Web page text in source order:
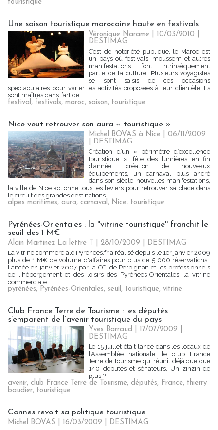
touristique
Une saison touristique marocaine haute en festivals
Véronique Narame | 10/03/2010
DESTIMAG
C’est de notoriété publique, le Maroc est
un pays où festivals, moussem et autres
manifestations font intrinsèquement
partie de la culture. Plusieurs voyagistes
se sont saisis de ces occasions
spectaculaires pour varier les activités proposées à leur clientèle. Ils
sont maîtres dans l’art de...
festival, festivals, maroc, saison, touristique
Nice veut retrouver son aura « touristique »
Michel BOVAS à Nice | 06/11/2009
DESTIMAG
Création d’un « périmètre d’excellence
touristique », fête des lumières en fin
d’année, création de nouveaux
équipements, un carnaval plus ancré
dans son siècle, nouvelles manifestations,
la ville de Nice actionne tous les leviers pour retrouver sa place dans
le circuit des grandes destinations...
alpes maritimes, aura, carnaval, Nice, touristique
Pyrénées-Orientales : la ''vitrine touristique'' franchit le
seuil des 1 M€
Alain Martinez La lettre T | 28/10/2009
DESTIMAG
La vitrine commerciale Pyrenees.fr a réalisé depuis le 1er janvier 2009
plus de 1 M€ de volume d'affaires pour plus de 5 000 réservations..
Lancée en janvier 2007 par la CCI de Perpignan et les professionnels
de l'hébergement et des loisirs des Pyrénées-Orientales, la vitrine
commerciale...
pyrénées, Pyrénées-Orientales, seuil, touristique, vitrine
Club France Terre de Tourisme : les députés
s’emparent de l’avenir touristique du pays
Yves Barraud | 17/07/2009
DESTIMAG
Le 15 juillet était lancé dans les locaux de
l’Assemblée nationale, le club France
Terre de Tourisme qui réunit déjà quelque
140 députés et sénateurs. Un zinzin de
plus ?
avenir, club France Terre de Tourisme, députés, France, thierry
baudier, touristique
Cannes revoit sa politique touristique
Michel BOVAS | 16/03/2009
DESTIMAG